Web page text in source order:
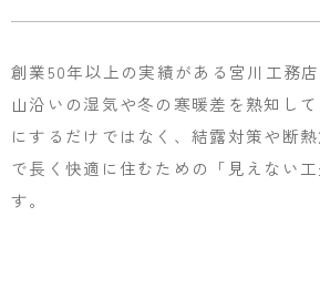
創業50年以上の実績がある宮川工務
山沿いの湿気や冬の寒暖差を熟知し
にするだけではなく、結露対策や断
で長く快適に住むための「見えない
す。